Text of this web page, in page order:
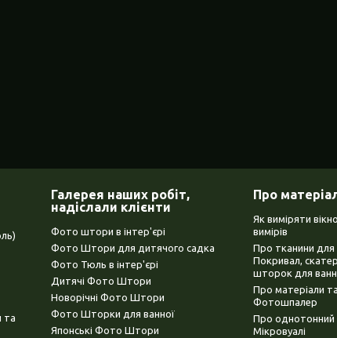
та
Галерея наших робіт,
надіслали клієнти
Фото штори в інтер'єрі
Фото Штори для дитячого садка
Фото Тюль в інтер'єрі
Дитячі Фото Штори
Новорічні Фото Штори
Фото Шторки для ванної
Японські Фото Штори
Про
Як виміряти
вимірів
Про тканини
Покривал,
шторок для
Про матеріали
Фотошпалер
Про однотонний
Мікровуалі